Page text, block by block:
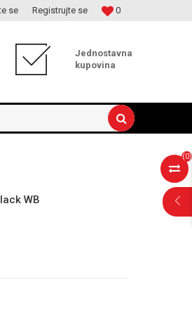
ZA 24H! 0
se Registrujte se
Jednostavna
kupovina
(0)
WB